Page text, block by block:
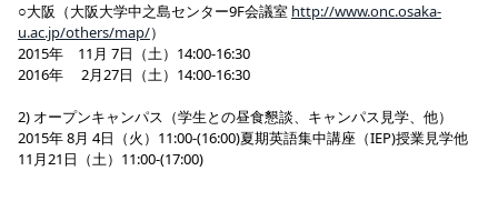
○大阪（大阪大学中之島センター9F会議室 http://www.onc.osaka-
u.ac.jp/others/map/）
2015年 11月 7日（土）14:00-16:30
2016年 2月27日（土）14:00-16:30
2) オープンキャンパス（学生との昼食懇談、キャンパス見学、他）
2015年 8月 4日（火）11:00-(16:00)夏期英語集中講座（IEP)授業見学他
11月21日（土）11:00-(17:00)